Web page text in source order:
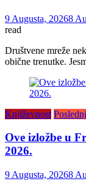
9 Augusta, 20268
read
Društvene mreže
obične trenutke.
Književnost
Ove izložbe u
2026.
9 Augusta, 20268